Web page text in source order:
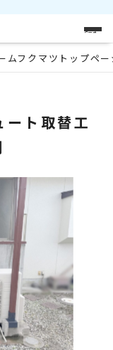
メニュー
ムフクマツトップペ
ト取替工